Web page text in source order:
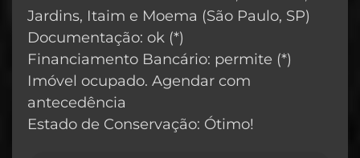
Jardins, Itaim e Moema (São Paulo, SP)
Documentação: ok (*)
Financiamento Bancário: permite (*)
Imóvel ocupado. Agendar com
antecedência
Estado de Conservação: Ótimo!